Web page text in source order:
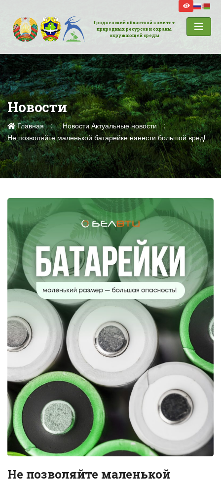
Гродненский областной комитет
природных ресурсов и охраны
окружающей среды
Новости
Главная Новости Актуальные новости
Не позволяйте маленькой батарейке нанести большой вред!
Не позволяйте маленькой